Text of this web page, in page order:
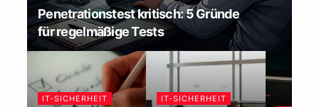
Penetrationstest kritisch: 5 Gründe
für regelmäßige Tests
IT-SICHERHEIT IT-SICHERHEIT